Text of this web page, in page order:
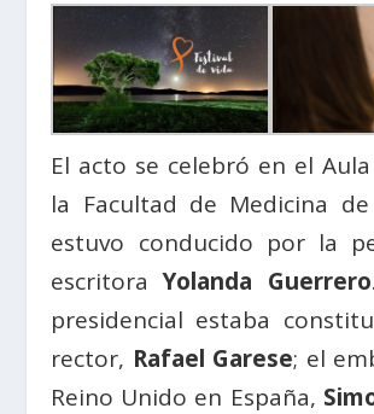
El acto se celebró en el
la Facultad de Medicina
estuvo conducido por la
escritoraYolanda Guerrero
presidencial estaba
rector, Rafael Garese; el
Reino Unido en España,